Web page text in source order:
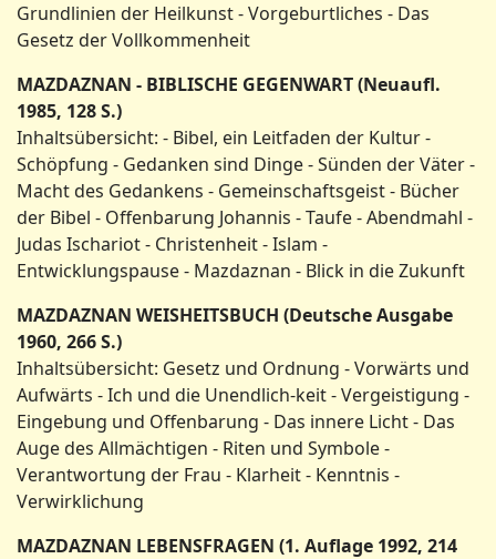
Grundlinien der Heilkunst - Vorgeburtliches - Das
Gesetz der Vollkommenheit
MAZDAZNAN - BIBLISCHE GEGENWART (Neuaufl.
1985, 128 S.)
Inhaltsübersicht: - Bibel, ein Leitfaden der Kultur -
Schöpfung - Gedanken sind Dinge - Sünden der Väter -
Macht des Gedankens - Gemeinschaftsgeist - Bücher
der Bibel - Offenbarung Johannis - Taufe - Abendmahl -
Judas Ischariot - Christenheit - Islam -
Entwicklungspause - Mazdaznan - Blick in die Zukunft
MAZDAZNAN WEISHEITSBUCH (Deutsche Ausgabe
1960, 266 S.)
Inhaltsübersicht: Gesetz und Ordnung - Vorwärts und
Aufwärts - Ich und die Unendlich-keit - Vergeistigung -
Eingebung und Offenbarung - Das innere Licht - Das
Auge des Allmächtigen - Riten und Symbole -
Verantwortung der Frau - Klarheit - Kenntnis -
Verwirklichung
MAZDAZNAN LEBENSFRAGEN (1. Auflage 1992, 214